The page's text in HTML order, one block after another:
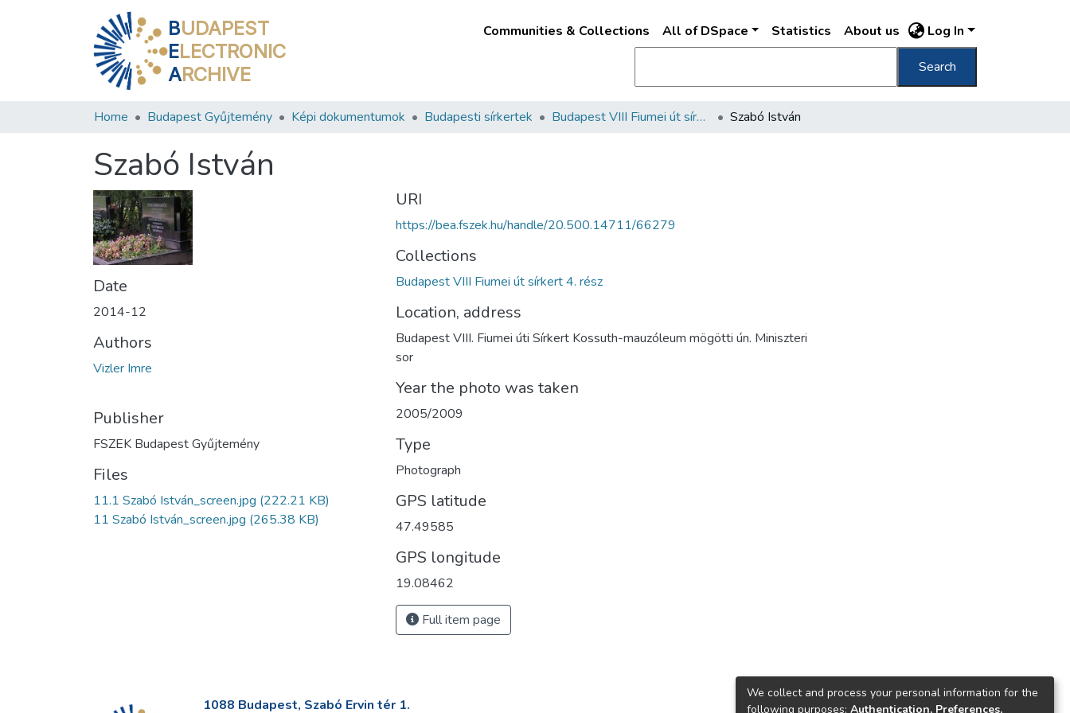
BUDAPEST
ELECTRONIC
ARCHIVE
Communities & Collections All of DSpace Statistics About us Log In
Search
Home Budapest Gyűjtemény Képi dokumentumok Budapesti sírkertek Budapest VIII Fiumei út sírkert 4. rész Szabó István
Szabó István
Date
2014-12
Authors
Vizler Imre
Publisher
FSZEK Budapest Gyűjtemény
Files
11.1 Szabó István_screen.jpg (222.21 KB)
11 Szabó István_screen.jpg (265.38 KB)
URI
https://bea.fszek.hu/handle/20.500.14711/66279
Collections
Budapest VIII Fiumei út sírkert 4. rész
Location, address
Budapest VIII. Fiumei úti Sírkert Kossuth-mauzóleum mögötti ún. Miniszteri
sor
Year the photo was taken
2005/2009
Type
Photograph
GPS latitude
47.49585
GPS longitude
19.08462
Full item page
1088 Budapest, Szabó Ervin tér 1.
We collect and process your personal information for the
following purposes: Authentication, Preferences,